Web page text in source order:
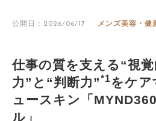
公開日：2026/06/17 メンズ美容・健
仕事の質を支える“視
力”と“判断力”*1をケア
ュースキン「
ル」